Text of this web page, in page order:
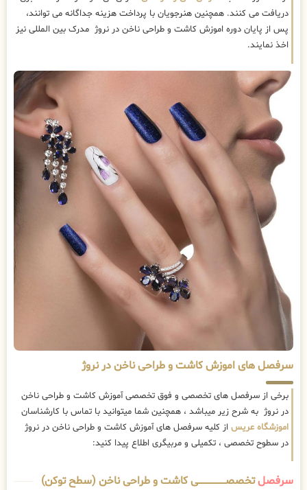
دریافت می کنند. همچنین هنرجویان با پرداخت هزینه جداگانه می توانند،
پس از پایان دوره اموزش کاشت و طراحی ناخن در نروژ مدرک بین المللی نیز
اخذ نمایند.
سرفصل های اموزش کاشت و طراحی ناخن در نروژ
برخی از سرفصل های تخصصی و فوق تخصصی آموزش کاشت و طراحی ناخن
در نروژ به شرح زیر میباشد ، همچنین شما میتوانید با تماس با کارشناسان
اموزشگاه عریس از کلیه سرفصل های آموزش کاشت و طراحی ناخن در نروژ
در سطوح تخصصی ، تکمیلی و مربیگری اطلاع پیدا کنید:
سرفصلتخصصــــــــــــــــــــی کاشت و طراحی ناخن (سطح توکن)